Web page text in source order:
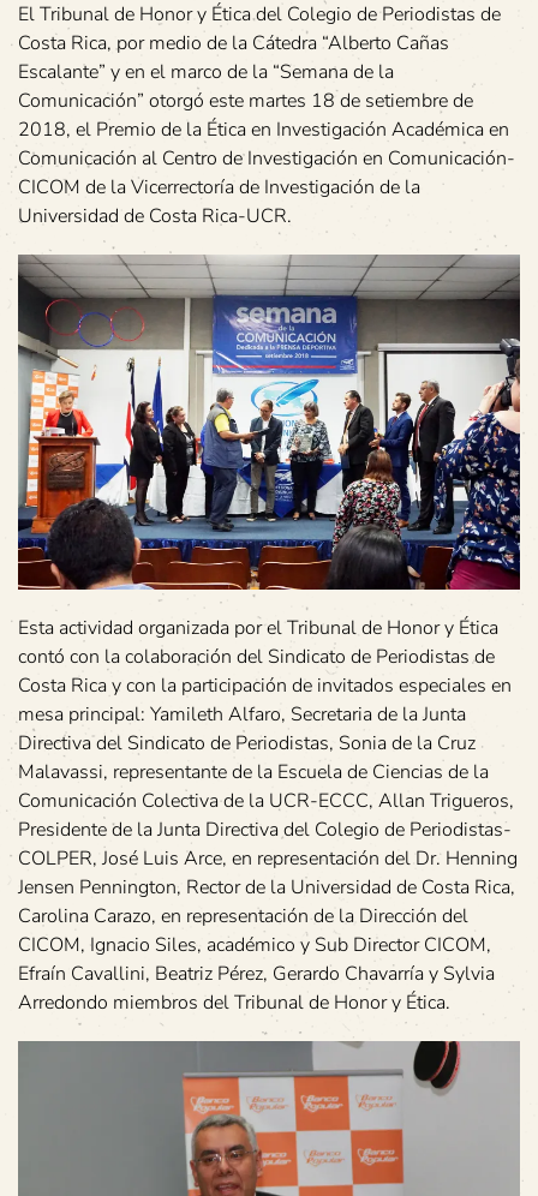
El Tribunal de Honor y Ética del Colegio de Periodistas de
Costa Rica, por medio de la Cátedra “Alberto Cañas
Escalante” y en el marco de la “Semana de la
Comunicación” otorgó este martes 18 de setiembre de
2018, el Premio de la Ética en Investigación Académica en
Comunicación al Centro de Investigación en Comunicación-
CICOM de la Vicerrectoría de Investigación de la
Universidad de Costa Rica-UCR.
Esta actividad organizada por el Tribunal de Honor y Ética
contó con la colaboración del Sindicato de Periodistas de
Costa Rica y con la participación de invitados especiales en
mesa principal: Yamileth Alfaro, Secretaria de la Junta
Directiva del Sindicato de Periodistas, Sonia de la Cruz
Malavassi, representante de la Escuela de Ciencias de la
Comunicación Colectiva de la UCR-ECCC, Allan Trigueros,
Presidente de la Junta Directiva del Colegio de Periodistas-
COLPER, José Luis Arce, en representación del Dr. Henning
Jensen Pennington, Rector de la Universidad de Costa Rica,
Carolina Carazo, en representación de la Dirección del
CICOM, Ignacio Siles, académico y Sub Director CICOM,
Efraín Cavallini, Beatriz Pérez, Gerardo Chavarría y Sylvia
Arredondo miembros del Tribunal de Honor y Ética.